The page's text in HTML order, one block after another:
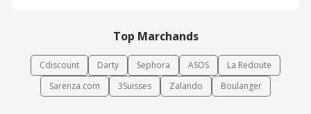
Top Marchands
Cdiscount Darty Sephora ASOS
La Redoute
Sarenza.com
3Suisses Zalando Boulanger